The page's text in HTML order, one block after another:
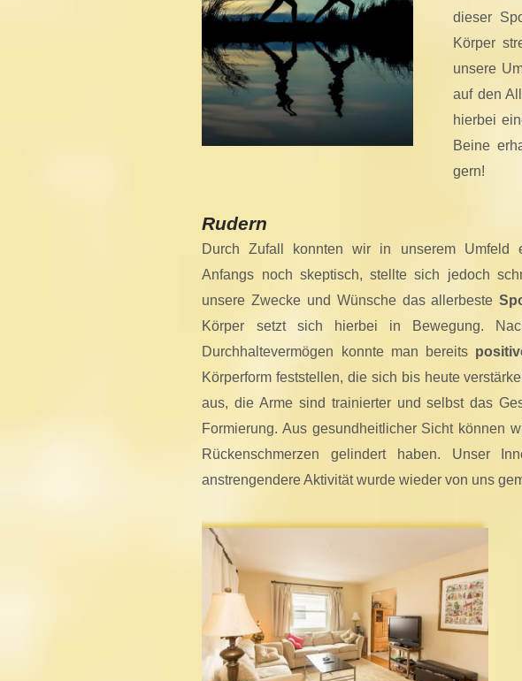
dieser
Körper
unsere
auf den
hierbei
Beine
gern!
Rudern
Durch Zufall konnten wir in unserem Umfeld
Anfangs noch skeptisch, stellte sich jedoch
unsere Zwecke und Wünsche das allerbeste
Körper setzt sich hierbei in Bewegung.
Durchhaltevermögen konnte man bereits
Körperform feststellen, die sich bis heute
aus, die Arme sind trainierter und selbst das
Formierung. Aus gesundheitlicher Sicht können
Rückenschmerzen gelindert haben. Unser
anstrengendere Aktivität wurde wieder von uns